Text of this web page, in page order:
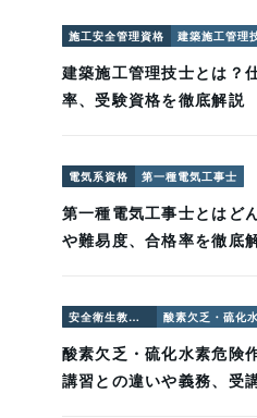
施工安全管理資格 建築施工管理
建築施工管理技士とは？
率、受験資格を徹底解説
電気系資格 第一種電気工事士
第一種電気工事士とはど
や難易度、合格率を徹底
安全衛生教育系
酸素欠乏・硫化水素危険
講習との違いや義務、受